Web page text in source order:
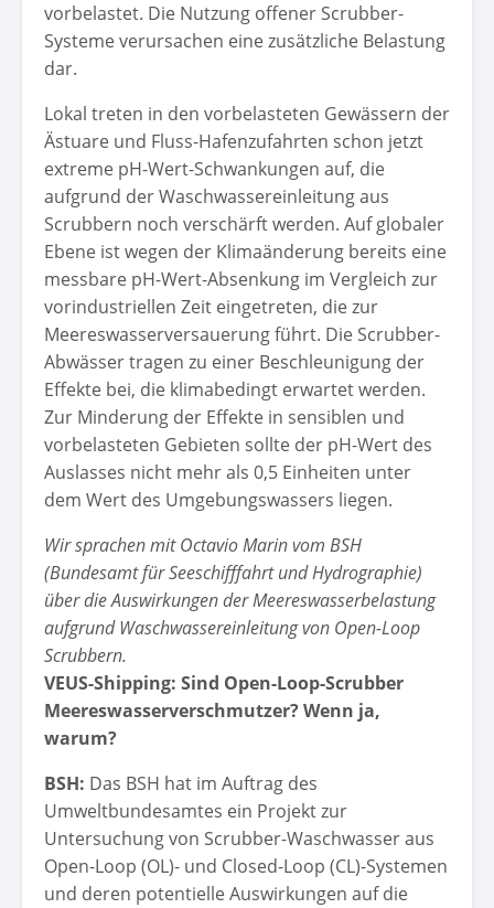
vorbelastet. Die Nutzung offener Scrubber-
Systeme verursachen eine zusätzliche Belastung
dar.
Lokal treten in den vorbelasteten Gewässern der
Ästuare und Fluss-Hafenzufahrten schon jetzt
extreme pH-Wert-Schwankungen auf, die
aufgrund der Waschwassereinleitung aus
Scrubbern noch verschärft werden. Auf globaler
Ebene ist wegen der Klimaänderung bereits eine
messbare pH-Wert-Absenkung im Vergleich zur
vorindustriellen Zeit eingetreten, die zur
Meereswasserversauerung führt. Die Scrubber-
Abwässer tragen zu einer Beschleunigung der
Effekte bei, die klimabedingt erwartet werden.
Zur Minderung der Effekte in sensiblen und
vorbelasteten Gebieten sollte der pH-Wert des
Auslasses nicht mehr als 0,5 Einheiten unter
dem Wert des Umgebungswassers liegen.
Wir sprachen mit Octavio Marin vom BSH
(Bundesamt für Seeschifffahrt und Hydrographie)
über die Auswirkungen der Meereswasserbelastung
aufgrund Waschwassereinleitung von Open-Loop
Scrubbern.
VEUS-Shipping: Sind Open-Loop-Scrubber
Meereswasserverschmutzer? Wenn ja,
warum?
BSH: Das BSH hat im Auftrag des
Umweltbundesamtes ein Projekt zur
Untersuchung von Scrubber-Waschwasser aus
Open-Loop (OL)- und Closed-Loop (CL)-Systemen
und deren potentielle Auswirkungen auf die